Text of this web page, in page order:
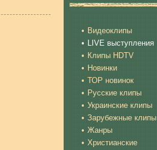
Видеоклипы
LIVE выступления
Клипы HDTV
Новинки
ТОР новинок
Русские клипы
Украинские клипы
Зарубежные клипы
Жанры
Христианские